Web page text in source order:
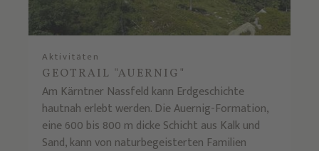
Aktivitäten
GEOTRAIL "AUERNIG"
Am Kärntner Nassfeld kann Erdgeschichte
hautnah erlebt werden. Die Auernig-Formation,
eine 600 bis 800 m dicke Schicht aus Kalk und
Sand, kann von naturbegeisterten Familien